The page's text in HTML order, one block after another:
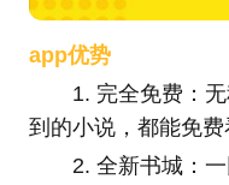
app优势
1. 完全免费：
到的小说，都能免费
2. 全新书城：